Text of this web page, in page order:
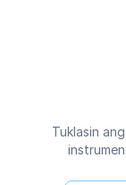
Tuklasin